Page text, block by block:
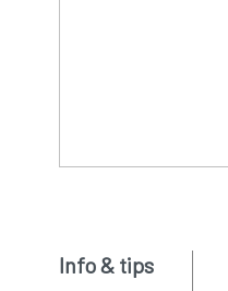
Info & tips